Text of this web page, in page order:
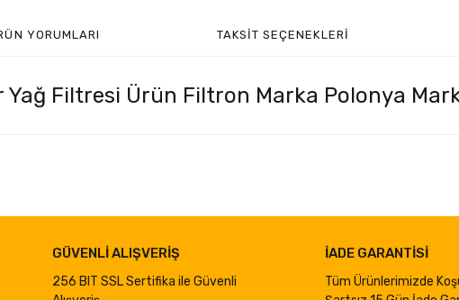
YORUMLARI TAKSIT SEÇENEKLERI
Filtresi Ürün Filtron Marka Polonya
GÜVENLİ ALIŞVERİŞ
256 BIT SSL Sertifika ile Güvenli
İADE GARANTİSİ
Tüm Ürünlerimizde